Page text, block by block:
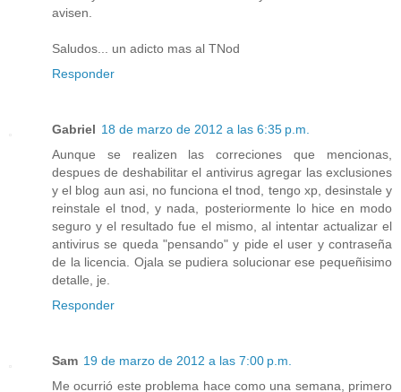
avisen.
Saludos... un adicto mas al TNod
Responder
Gabriel 18 de marzo de 2012 a las 6:35 p.m.
Aunque se realizen las correciones que mencionas,
despues de deshabilitar el antivirus agregar las exclusiones
y el blog aun asi, no funciona el tnod, tengo xp, desinstale y
reinstale el tnod, y nada, posteriormente lo hice en modo
seguro y el resultado fue el mismo, al intentar actualizar el
antivirus se queda "pensando" y pide el user y contraseña
de la licencia. Ojala se pudiera solucionar ese pequeñisimo
detalle, je.
Responder
Sam 19 de marzo de 2012 a las 7:00 p.m.
Me ocurrió este problema hace como una semana, primero